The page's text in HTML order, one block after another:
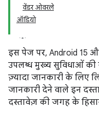
वेंडर ओवरले
ऑडियो
इस पेज पर, Android 15
उपलब्ध मुख्य सुविधाओं की
ज़्यादा जानकारी के लिए
जानकारी देने वाले इन
दस्तावेज़ की जगह के